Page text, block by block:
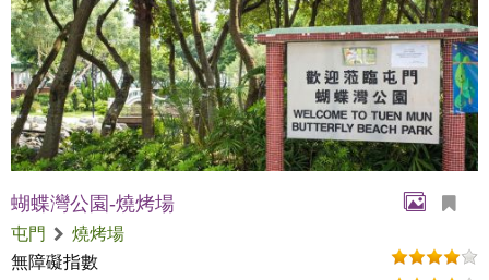
蝴蝶灣公園-燒烤場
屯門
燒烤場
無障礙指數